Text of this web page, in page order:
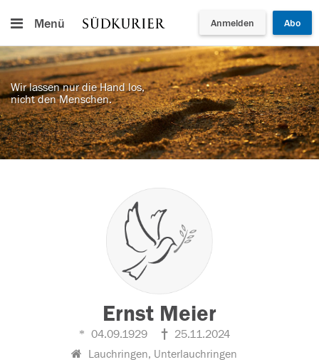
Menü Anmelden Abo
Wir lassen nur die Hand los,
nicht den Menschen.
Ernst Meier
04.09.1929
25.11.2024
Lauchringen, Unterlauchringen